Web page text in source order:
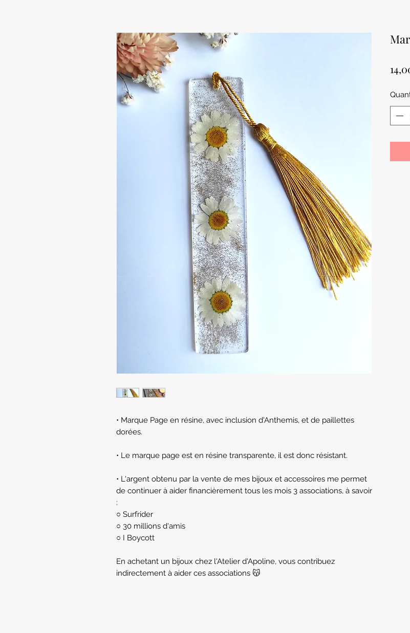
• Marque Page en résine, avec inclusion d'Anthemis, et de paillettes
dorées.
• Le marque page est en résine transparente, il est donc résistant.
• L'argent obtenu par la vente de mes bijoux et accessoires me permet
de continuer à aider financièrement tous les mois 3 associations, à savoir
:
○ Surfrider
○ 30 millions d'amis
○ I Boycott
En achetant un bijoux chez l'Atelier d'Apoline, vous contribuez
indirectement à aider ces associations 😽